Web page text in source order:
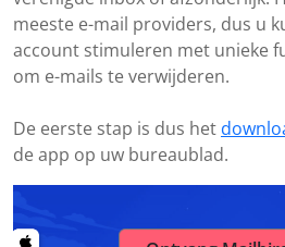
meeste e-mail providers, dus u
account stimuleren met unieke
om e-mails te verwijderen.
De eerste stap is dus het
de app op uw bureaublad.